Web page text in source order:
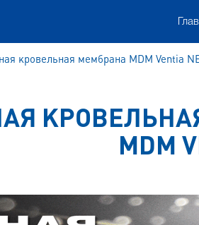
кровельная мембрана МDM Ventia
МDM